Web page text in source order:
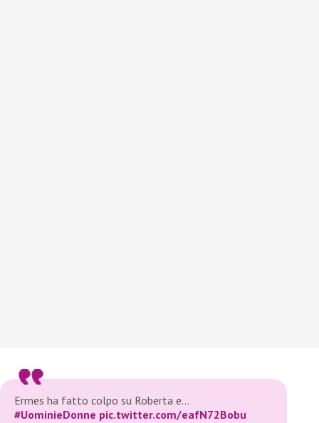
Ermes ha fatto colpo su Roberta e…
#UominieDonne pic.twitter.com/eafN72Bobu